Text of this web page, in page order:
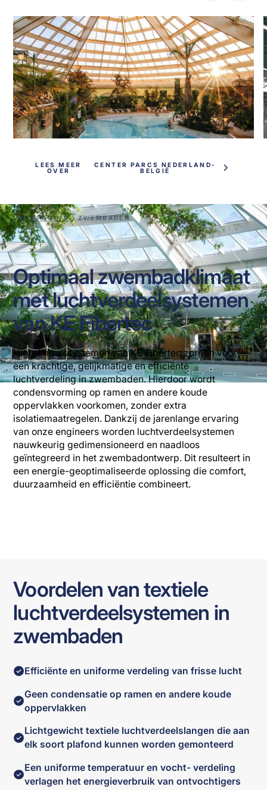
LEES MEER
OVER
CENTER PARCS NEDERLAND-
BELGIË
VOORPAGINA ZWEMBADEN
Optimaal zwembadklimaat
met luchtverdeelsystemen
van KE Fibertec
High-impulssystemen van KE Fibertec zorgen voor
een krachtige, gelijkmatige en efficiënte
luchtverdeling in zwembaden. Hierdoor wordt
condensvorming op ramen en andere koude
oppervlakken voorkomen, zonder extra
isolatiemaatregelen. Dankzij de jarenlange ervaring
van onze engineers worden luchtverdeelsystemen
nauwkeurig gedimensioneerd en naadloos
geïntegreerd in het zwembadontwerp. Dit resulteert in
een energie-geoptimaliseerde oplossing die comfort,
duurzaamheid en efficiëntie combineert.
Voordelen van textiele
luchtverdeelsystemen in
zwembaden
Efficiënte en uniforme verdeling van frisse lucht
Geen condensatie op ramen en andere koude
oppervlakken
Lichtgewicht textiele luchtverdeelslangen die aan
elk soort plafond kunnen worden gemonteerd
Een uniforme temperatuur en vocht- verdeling
verlagen het energieverbruik van ontvochtigers